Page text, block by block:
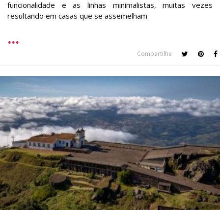
funcionalidade e as linhas minimalistas, muitas vezes
resultando em casas que se assemelham
Compartilhe